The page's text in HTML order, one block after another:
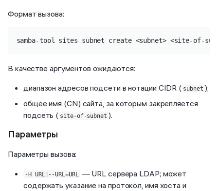
Формат вызова:
samba-tool sites subnet create <subnet> <site-of-
В качестве аргументов ожидаются:
диапазон адресов подсети в нотации CIDR ( subnet );
общее имя (CN) сайта, за которым закрепляется
подсеть ( site-of-subnet ).
Параметры
Параметры вызова:
-H URL|--URL=URL — URL сервера LDAP; может
содержать указание на протокол, имя хоста и